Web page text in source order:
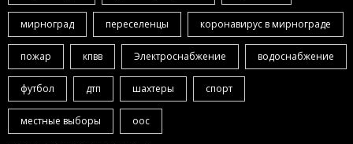
мирноград переселенцы коронавирус в мирнограде
пожар кпвв Электроснабжение водоснабжение
футбол дтп шахтеры спорт
местные выборы оос